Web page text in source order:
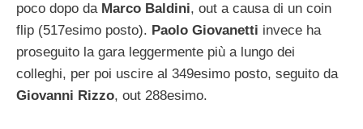
poco dopo da Marco Baldini, out a causa di un coin
flip (517esimo posto). Paolo Giovanetti invece ha
proseguito la gara leggermente più a lungo dei
colleghi, per poi uscire al 349esimo posto, seguito da
Giovanni Rizzo, out 288esimo.